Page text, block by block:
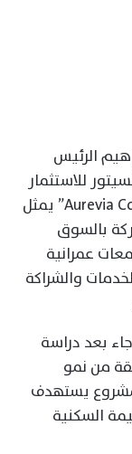
الرئيس
للاستثمار
والتطوير العقاري، إن مشروع “Aurevia Community” يمثل
بالسوق
عمرانية
والشراكة
بعد دراسة
من نمو
يستهدف
السكنية